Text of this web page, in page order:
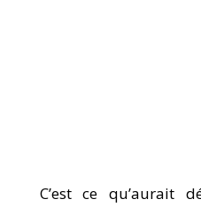
C’est ce qu’aurait